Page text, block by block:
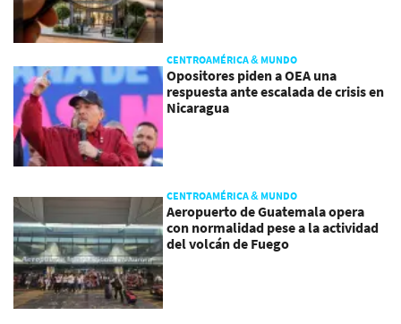
CENTROAMÉRICA & MUNDO
Opositores piden a OEA una
respuesta ante escalada de crisis en
Nicaragua
CENTROAMÉRICA & MUNDO
Aeropuerto de Guatemala opera
con normalidad pese a la actividad
del volcán de Fuego